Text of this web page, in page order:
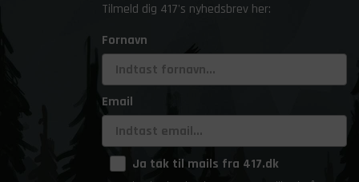
Tilmeld dig 417's nyhedsbrev her:
Fornavn
Email
Ja tak til mails fra 417.dk